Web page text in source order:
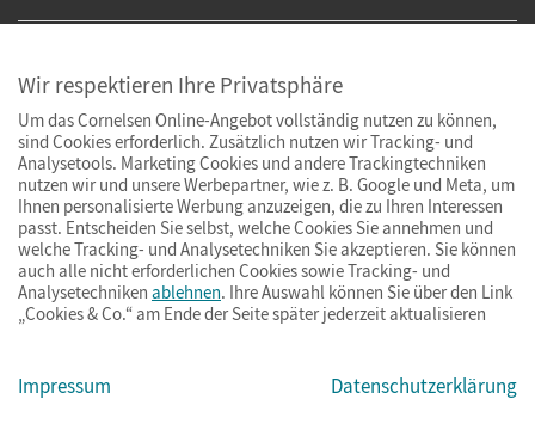
© Cornelsen Verlag 2026
ImpressumAGBDatenschutzBarrierefreiheitCookies & Co.
Wir respektieren Ihre Privatsphäre
Um das Cornelsen Online-Angebot vollständig nutzen zu können,
sind Cookies erforderlich. Zusätzlich nutzen wir Tracking- und
Analysetools. Marketing Cookies und andere Trackingtechniken
nutzen wir und unsere Werbepartner, wie z. B. Google und Meta, um
Ihnen personalisierte Werbung anzuzeigen, die zu Ihren Interessen
passt. Entscheiden Sie selbst, welche Cookies Sie annehmen und
welche Tracking- und Analysetechniken Sie akzeptieren. Sie können
auch alle nicht erforderlichen Cookies sowie Tracking- und
Analysetechniken ablehnen. Ihre Auswahl können Sie über den Link
„Cookies & Co.“ am Ende der Seite später jederzeit aktualisieren
Impressum Datenschutzerklärung